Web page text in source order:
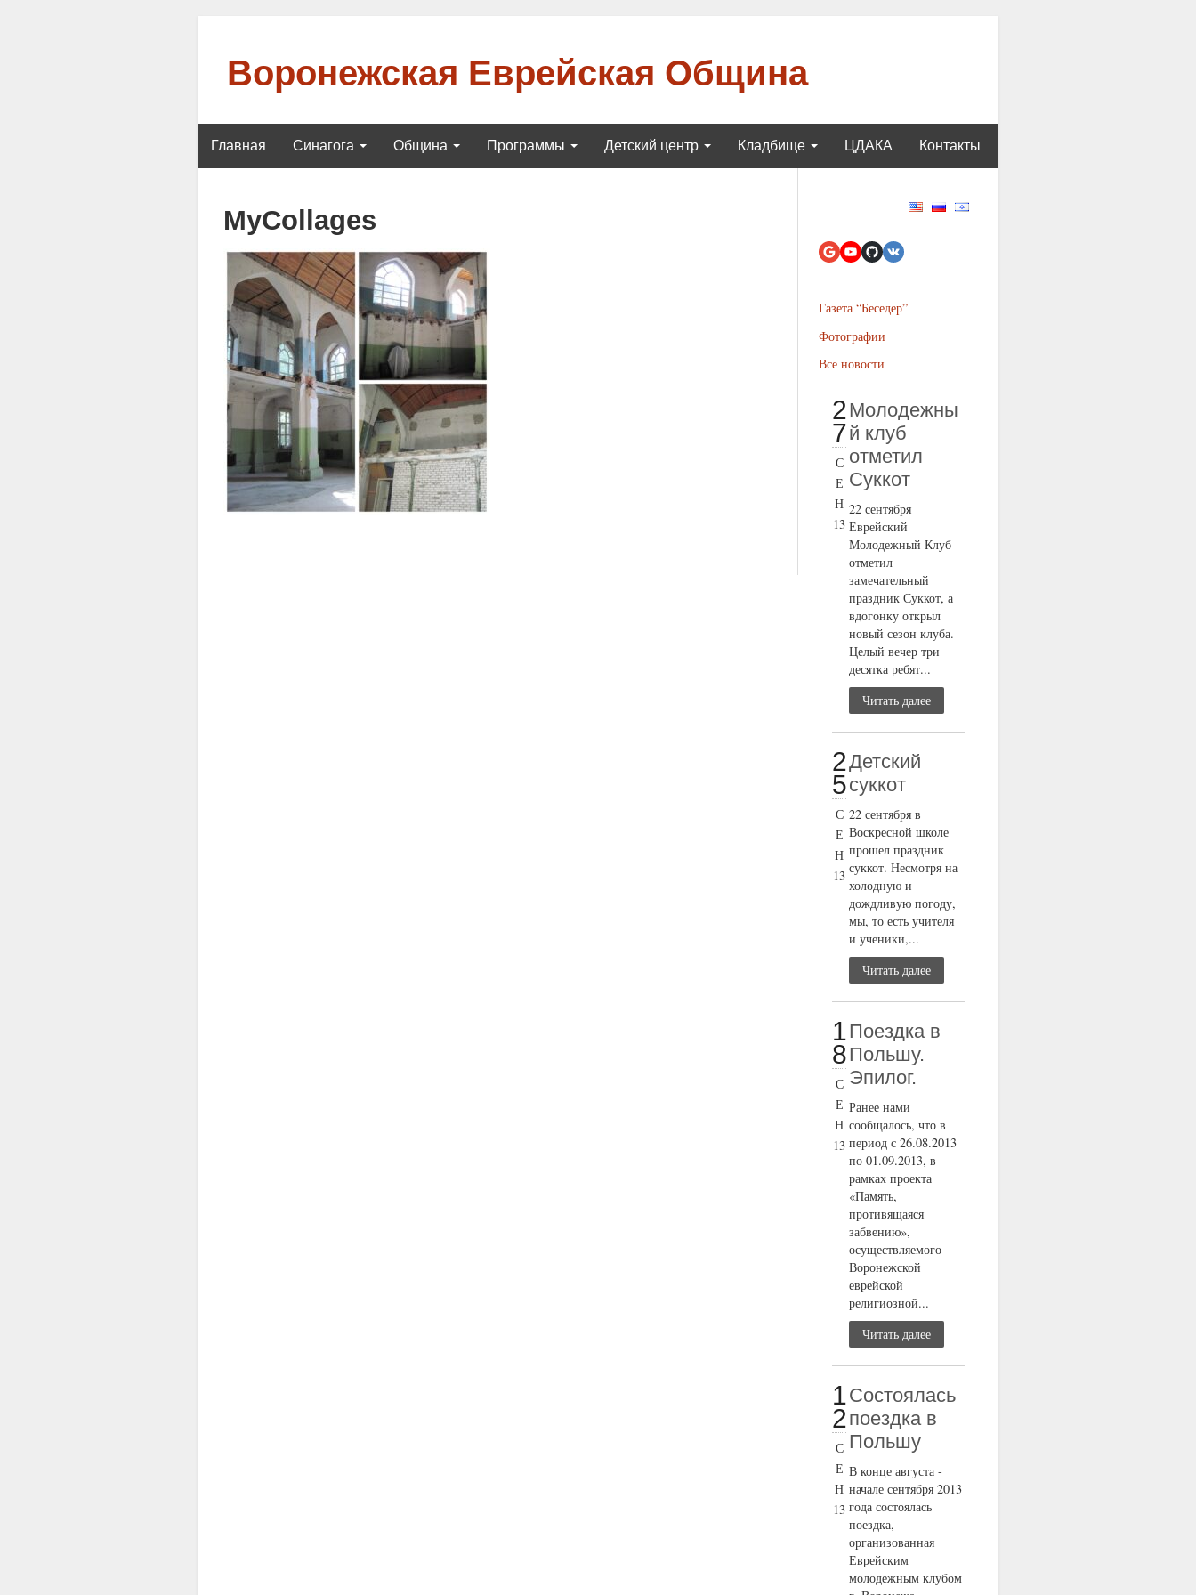
Воронежская Еврейская Община
Главная Синагога Община Программы Детский центр Кладбище ЦДАКА Контакты
MyCollages
Газета “Беседер”
Фотографии
Все новости
2
7
С
Е
Н
13
Молодежны
й клуб
отметил
Суккот
22 сентября
Еврейский
Молодежный Клуб
отметил
замечательный
праздник Суккот, а
вдогонку открыл
новый сезон клуба.
Целый вечер три
десятка ребят...
Читать далее
2
5
С
Е
Н
13
Детский
суккот
22 сентября в
Воскресной школе
прошел праздник
суккот. Несмотря на
холодную и
дождливую погоду,
мы, то есть учителя
и ученики,...
Читать далее
1
8
С
Е
Н
13
Поездка в
Польшу.
Эпилог.
Ранее нами
сообщалось, что в
период с 26.08.2013
по 01.09.2013, в
рамках проекта
«Память,
противящаяся
забвению»,
осуществляемого
Воронежской
еврейской
религиозной...
Читать далее
1
2
С
Е
Н
13
Состоялась
поездка в
Польшу
В конце августа -
начале сентября 2013
года состоялась
поездка,
организованная
Еврейским
молодежным клубом